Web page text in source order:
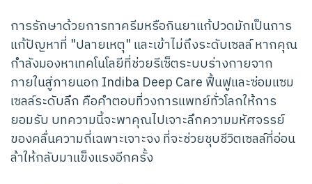
การรักษาด้วยการทาครีมหรือกินยาแก้ปวดมักเป็นการ
แก้ปัญหาที่ "ปลายเหตุ" และเข้าไม่ถึงระดับเซลล์ หากคุณ
กำลังมองหาเทคโนโลยีที่ช่วยรีเซ็ตระบบร่างกายจาก
ภายในสู่ภายนอก Indiba Deep Care ฟื้นฟูและซ่อมแซม
เซลล์ระดับลึก คือคำตอบที่วงการแพทย์ทั่วโลกให้การ
ยอมรับ บทความนี้จะพาคุณไปเจาะลึกความมหัศจรรย์
ของคลื่นความถี่เฉพาะเจาะจง ที่จะช่วยชุบชีวิตเซลล์ที่อ่อน
ล้าให้กลับมาแข็งแรงอีกครั้ง